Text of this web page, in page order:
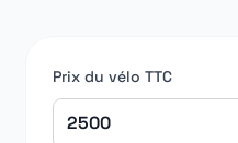
Prix du vélo TTC